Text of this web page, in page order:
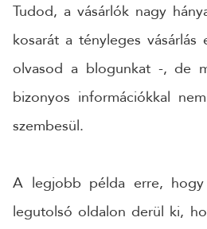
Tudod, a vásárlók nagy
kosarát a tényleges
olvasod a blogunkat -, de
bizonyos információkkal
szembesül.
A legjobb példa erre,
legutolsó oldalon derül ki,